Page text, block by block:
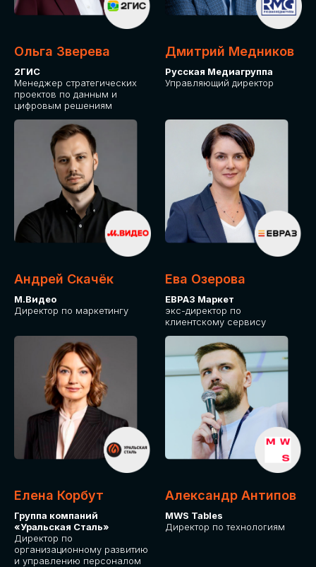
Ольга Зверева
2ГИС
Менеджер стратегических
проектов по данным и
цифровым решениям
Дмитрий Медников
Русская Медиагруппа
Управляющий директор
Андрей Скачёк
М.Видео
Директор по маркетингу
Ева Озерова
ЕВРАЗ Маркет
экс-директор по
клиентскому сервису
Елена Корбут
Группа компаний
«Уральская Сталь»
Директор по
организационному развитию
и управлению персоналом
Александр Антипов
MWS Tables
Директор по технологиям